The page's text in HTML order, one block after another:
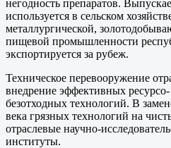
негодность препаратов.
используется в сельском
металлургической,
пищевой промышленности
экспортируется за рубеж.
Техническое перевооружение
внедрение эффективных
безотходных технологий. В
века грязных технологий на
отраслевые научно-
институты.